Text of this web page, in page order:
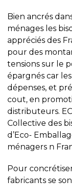
Bien ancrés
ménages les
appréciés des
pour des
tensions sur le
épargnés car
dépenses, et
cout, en
distributeurs.
Collective des
d’Eco-
ménagers n
Pour
fabricants se